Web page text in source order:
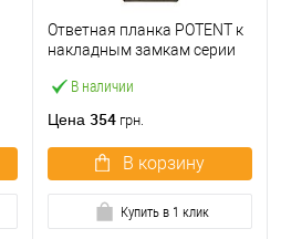
В наличии
Ответная планка POTENT к
накладным замкам серии
Цена 354 грн.
В корзину
Купить в 1 клик